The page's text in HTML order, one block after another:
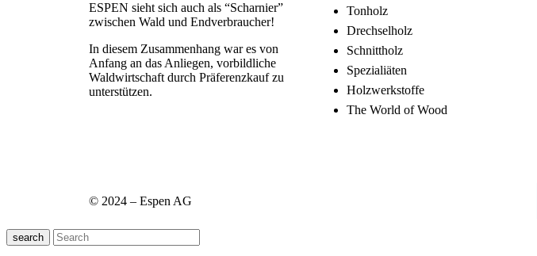
ESPEN sieht sich auch als “Scharnier”
zwischen Wald und Endverbraucher!
In diesem Zusammenhang war es von
Anfang an das Anliegen, vorbildliche
Waldwirtschaft durch Präferenzkauf zu
unterstützen.
Tonholz
Drechselholz
Schnittholz
Spezialiäten
Holzwerkstoffe
The World of Wood
© 2024 – Espen AG
search